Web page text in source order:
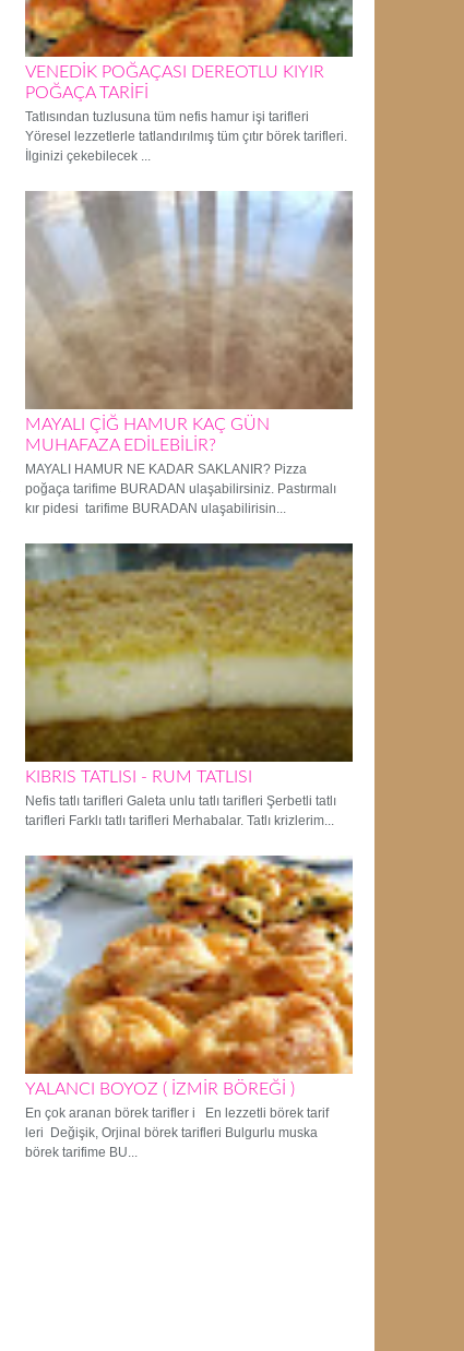
VENEDİK POĞAÇASI DEREOTLU KIYIR
POĞAÇA TARİFİ
Tatlısından tuzlusuna tüm nefis hamur işi tarifleri
Yöresel lezzetlerle tatlandırılmış tüm çıtır börek tarifleri.
İlginizi çekebilecek ...
MAYALI ÇİĞ HAMUR KAÇ GÜN
MUHAFAZA EDİLEBİLİR?
MAYALI HAMUR NE KADAR SAKLANIR? Pizza
poğaça tarifime BURADAN ulaşabilirsiniz. Pastırmalı
kır pidesi tarifime BURADAN ulaşabilirisin...
KIBRIS TATLISI - RUM TATLISI
Nefis tatlı tarifleri Galeta unlu tatlı tarifleri Şerbetli tatlı
tarifleri Farklı tatlı tarifleri Merhabalar. Tatlı krizlerim...
YALANCI BOYOZ ( İZMİR BÖREĞİ )
En çok aranan börek tarifler i En lezzetli börek tarif
leri Değişik, Orjinal börek tarifleri Bulgurlu muska
börek tarifime BU...